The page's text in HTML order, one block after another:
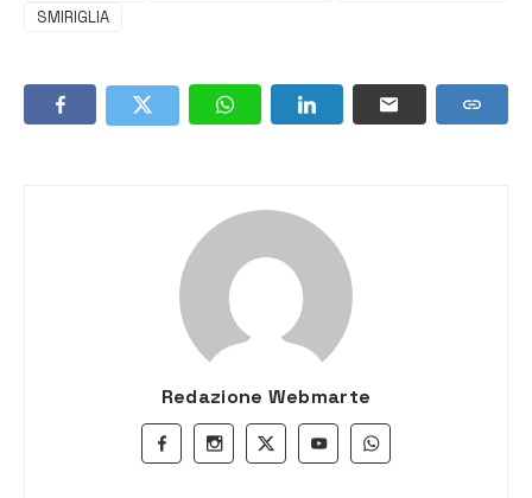
SMIRIGLIA
Redazione Webmarte